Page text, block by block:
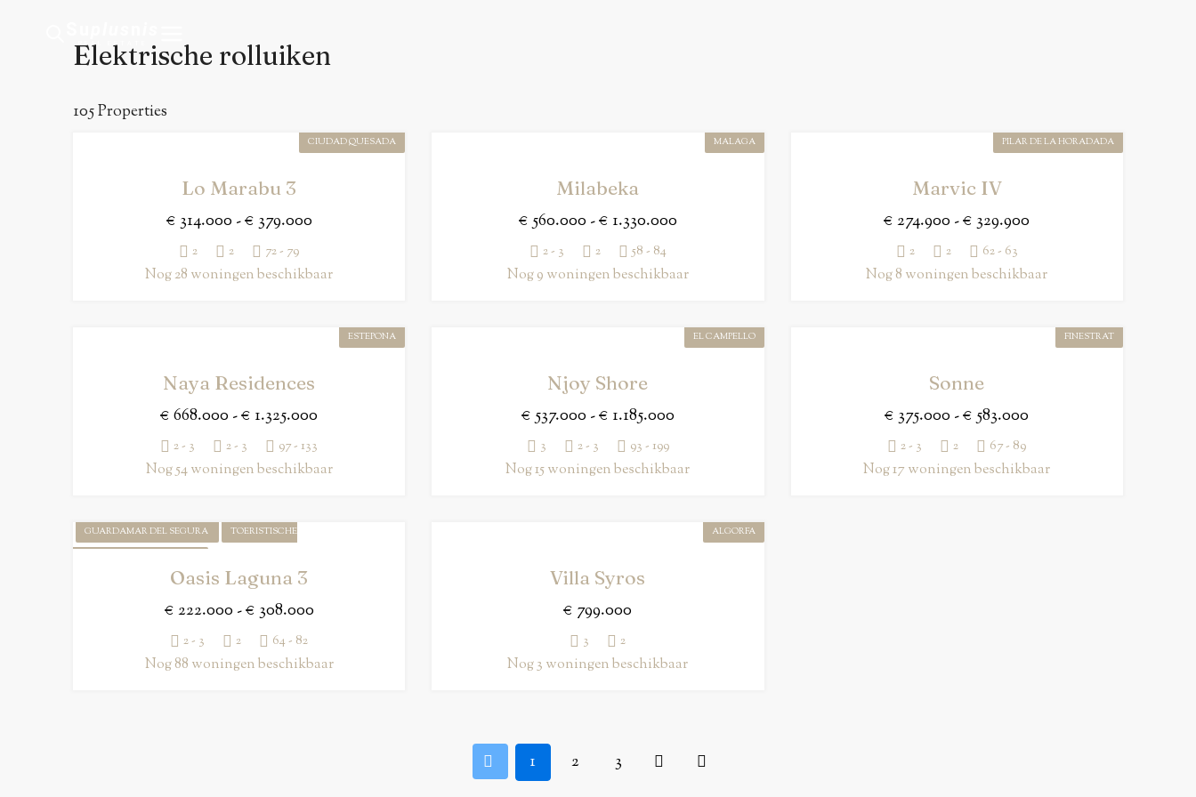
Elektrische rolluiken
105 Properties
CIUDAD QUESADA
Lo Marabu 3
€ 314.000 - € 379.000
2 2 72 - 79
Nog 28 woningen beschikbaar
MALAGA
Milabeka
€ 560.000 - € 1.330.000
2 - 3 2 58 - 84
Nog 9 woningen beschikbaar
PILAR DE LA HORADADA
Marvic IV
€ 274.900 - € 329.900
2 2 62 - 63
Nog 8 woningen beschikbaar
ESTEPONA
Naya Residences
€ 668.000 - € 1.325.000
2 - 3 2 - 3 97 - 133
Nog 54 woningen beschikbaar
EL CAMPELLO
Njoy Shore
€ 537.000 - € 1.185.000
3 2 - 3 93 - 199
Nog 15 woningen beschikbaar
FINESTRAT
Sonne
€ 375.000 - € 583.000
2 - 3 2 67 - 89
Nog 17 woningen beschikbaar
GUARDAMAR DEL SEGURA
TOERISTISCHE
Oasis Laguna 3
€ 222.000 - € 308.000
2 - 3 2 64 - 82
Nog 88 woningen beschikbaar
ALGORFA
Villa Syros
€ 799.000
3 2
Nog 3 woningen beschikbaar
1 2 3